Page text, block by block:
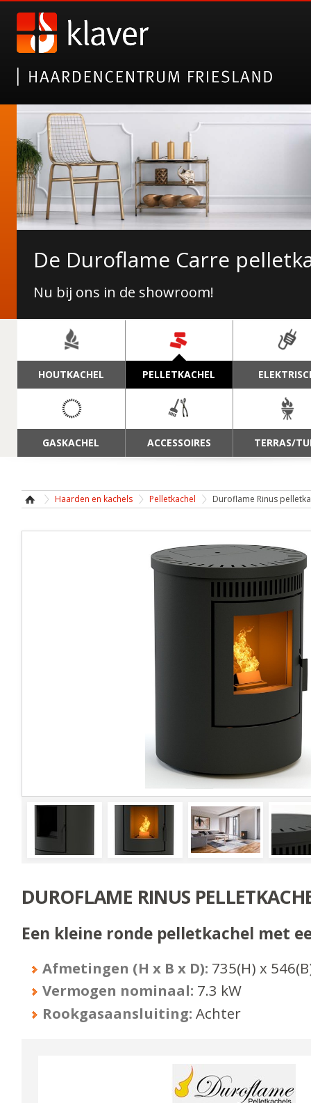
NORDICFIRE FINN
Wat Finn u ervan?
De Duroflame Carre
Nu bij ons in de showroom!
NAVIGATIE
HOUTKACHEL PELLETKACHEL
GASKACHEL ACCESSOIRES TERRAS/
Haarden en kachels Pelletkachel Duroflame Rinus
DUROFLAME RINUS
Een kleine ronde pelletkachel met
Afmetingen (H x B x D): 735(H) x 546
Vermogen nominaal: 7.3 kW
Rookgasaansluiting: Achter